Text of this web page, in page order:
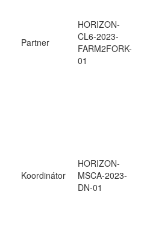
Partner
HORIZON-
CL6-2023-
FARM2FORK-
01
Koordinátor
HORIZON-
MSCA-2023-
DN-01